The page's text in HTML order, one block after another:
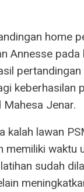
home
Annesse
keberhasilan
Jenar.
kalah lawan
memiliki waktu
sudah